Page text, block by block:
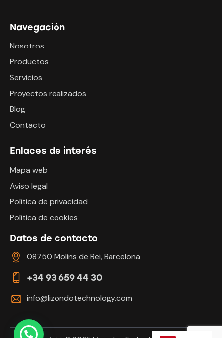
Navegación
Nosotros
Productos
Servicios
Proyectos realizados
Blog
Contacto
Enlaces de interés
Mapa web
Aviso legal
Política de privacidad
Política de cookies
Datos de contacto
08750 Molins de Rei, Barcelona
+34 93 659 44 30
info@lizondotechnology.com